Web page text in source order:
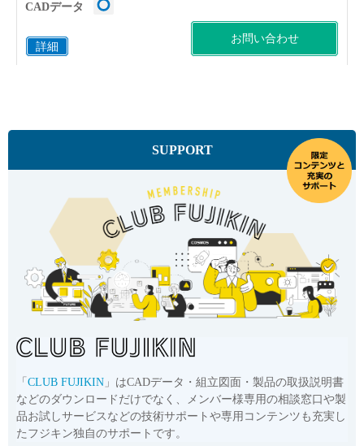
詳細
お問い合わせ
CADデータ
お問い合わせ
UJR-H-9.52X7/8-14-OS
詳細
9.52mm
お問い合わせ
CADデータ
SUPPORT
「 CLUB FUJIKIN 」はCADデータ・組立図面・製品の取扱説明書
などのダウンロードだけでなく、メンバー様専用の相談窓口や製
品お試しサービスなどの技術サポートや専用コンテンツも充実し
たフジキン独自のサポートです。